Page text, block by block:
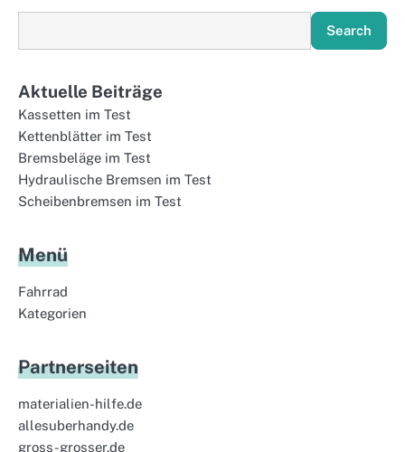
Search
Aktuelle Beiträge
Kassetten im Test
Kettenblätter im Test
Bremsbeläge im Test
Hydraulische Bremsen im Test
Scheibenbremsen im Test
Menü
Fahrrad
Kategorien
Partnerseiten
materialien-hilfe.de
allesuberhandy.de
gross-grosser.de